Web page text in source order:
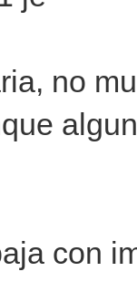
no
con